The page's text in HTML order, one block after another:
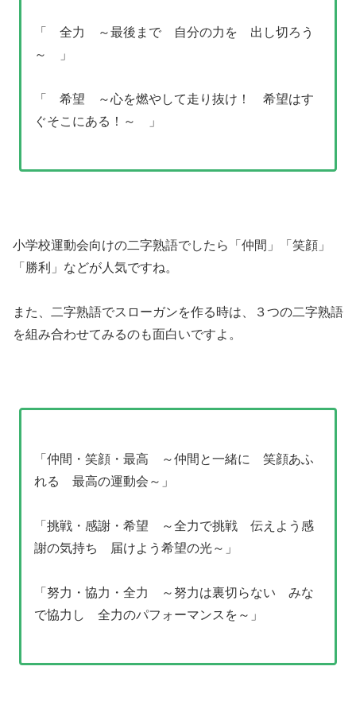
「 全力 ～最後まで 自分の力を 出し切ろう
～ 」
「 希望 ～心を燃やして走り抜け！ 希望はす
ぐそこにある！～ 」
小学校運動会向けの二字熟語でしたら「仲間」「笑顔」
「勝利」などが人気ですね。
また、二字熟語でスローガンを作る時は、３つの二字熟語
を組み合わせてみるのも面白いですよ。
「仲間・笑顔・最高 ～仲間と一緒に 笑顔あふ
れる 最高の運動会～」
「挑戦・感謝・希望 ～全力で挑戦 伝えよう感
謝の気持ち 届けよう希望の光～」
「努力・協力・全力 ～努力は裏切らない みな
で協力し 全力のパフォーマンスを～」